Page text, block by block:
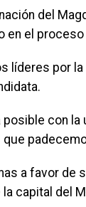
del
en el
por
con
a favor de
capital del